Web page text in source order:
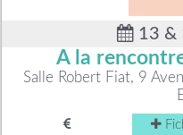
13 &
A la
Salle Robert Fiat, 9